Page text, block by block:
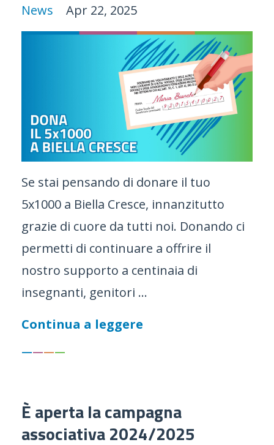
News Apr 22, 2025
Se stai pensando di donare il tuo
5x1000 a Biella Cresce, innanzitutto
grazie di cuore da tutti noi. Donando ci
permetti di continuare a offrire il
nostro supporto a centinaia di
insegnanti, genitori ...
Continua a leggere
————
È aperta la campagna
associativa 2024/2025